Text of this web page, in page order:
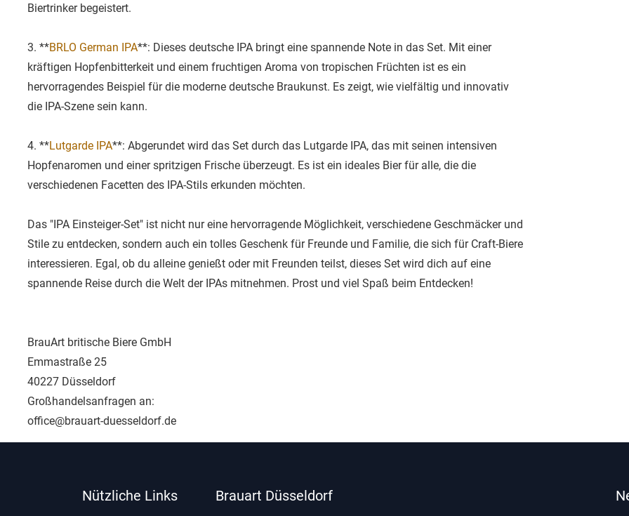
Biertrinker begeistert.
3. **BRLO German IPA**: Dieses deutsche IPA bringt eine spannende Note in das Set. Mit einer
kräftigen Hopfenbitterkeit und einem fruchtigen Aroma von tropischen Früchten ist es ein
hervorragendes Beispiel für die moderne deutsche Braukunst. Es zeigt, wie vielfältig und innovativ
die IPA-Szene sein kann.
4. **Lutgarde IPA**: Abgerundet wird das Set durch das Lutgarde IPA, das mit seinen intensiven
Hopfenaromen und einer spritzigen Frische überzeugt. Es ist ein ideales Bier für alle, die die
verschiedenen Facetten des IPA-Stils erkunden möchten.
Das "IPA Einsteiger-Set" ist nicht nur eine hervorragende Möglichkeit, verschiedene Geschmäcker und
Stile zu entdecken, sondern auch ein tolles Geschenk für Freunde und Familie, die sich für Craft-Biere
interessieren. Egal, ob du alleine genießt oder mit Freunden teilst, dieses Set wird dich auf eine
spannende Reise durch die Welt der IPAs mitnehmen. Prost und viel Spaß beim Entdecken!
BrauArt britische Biere GmbH
Emmastraße 25
40227 Düsseldorf
Großhandelsanfragen an:
office@brauart-duesseldorf.de
Nützliche Links Brauart Düsseldorf